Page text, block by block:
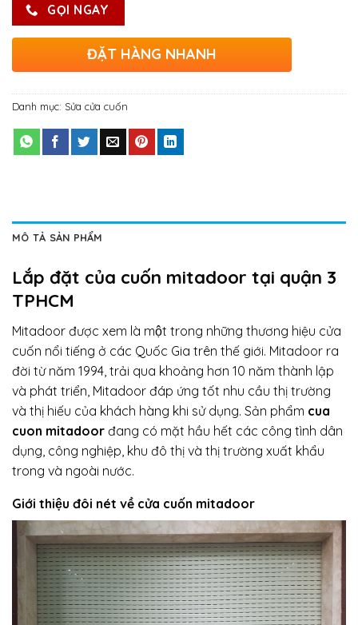
GỌI NGAY
ĐẶT HÀNG NHANH
Danh mục: Sửa cửa cuốn
MÔ TẢ SẢN PHẨM
Lắp đặt của cuốn mitadoor tại quận 3
TPHCM
Mitadoor được xem là một trong những thương hiệu cửa
cuốn nổi tiếng ở các Quốc Gia trên thế giới. Mitadoor ra
đời từ năm 1994, trải qua khoảng hơn 10 năm thành lập
và phát triển, Mitadoor đáp ứng tốt nhu cầu thị trường
và thị hiếu của khách hàng khi sử dụng. Sản phẩm cua
cuon mitadoor đang có mặt hầu hết các công tình dân
dụng, công nghiệp, khu đô thị và thị trường xuất khẩu
trong và ngoài nước.
Giới thiệu đôi nét về cửa cuốn mitadoor